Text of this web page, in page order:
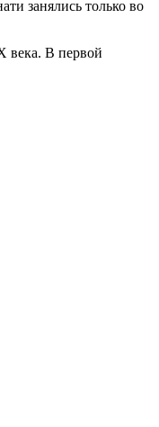
занялись только во
века. В первой